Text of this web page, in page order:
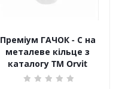
Преміум ГАЧОК - С на
металеве кільце з
каталогу TM Orvit